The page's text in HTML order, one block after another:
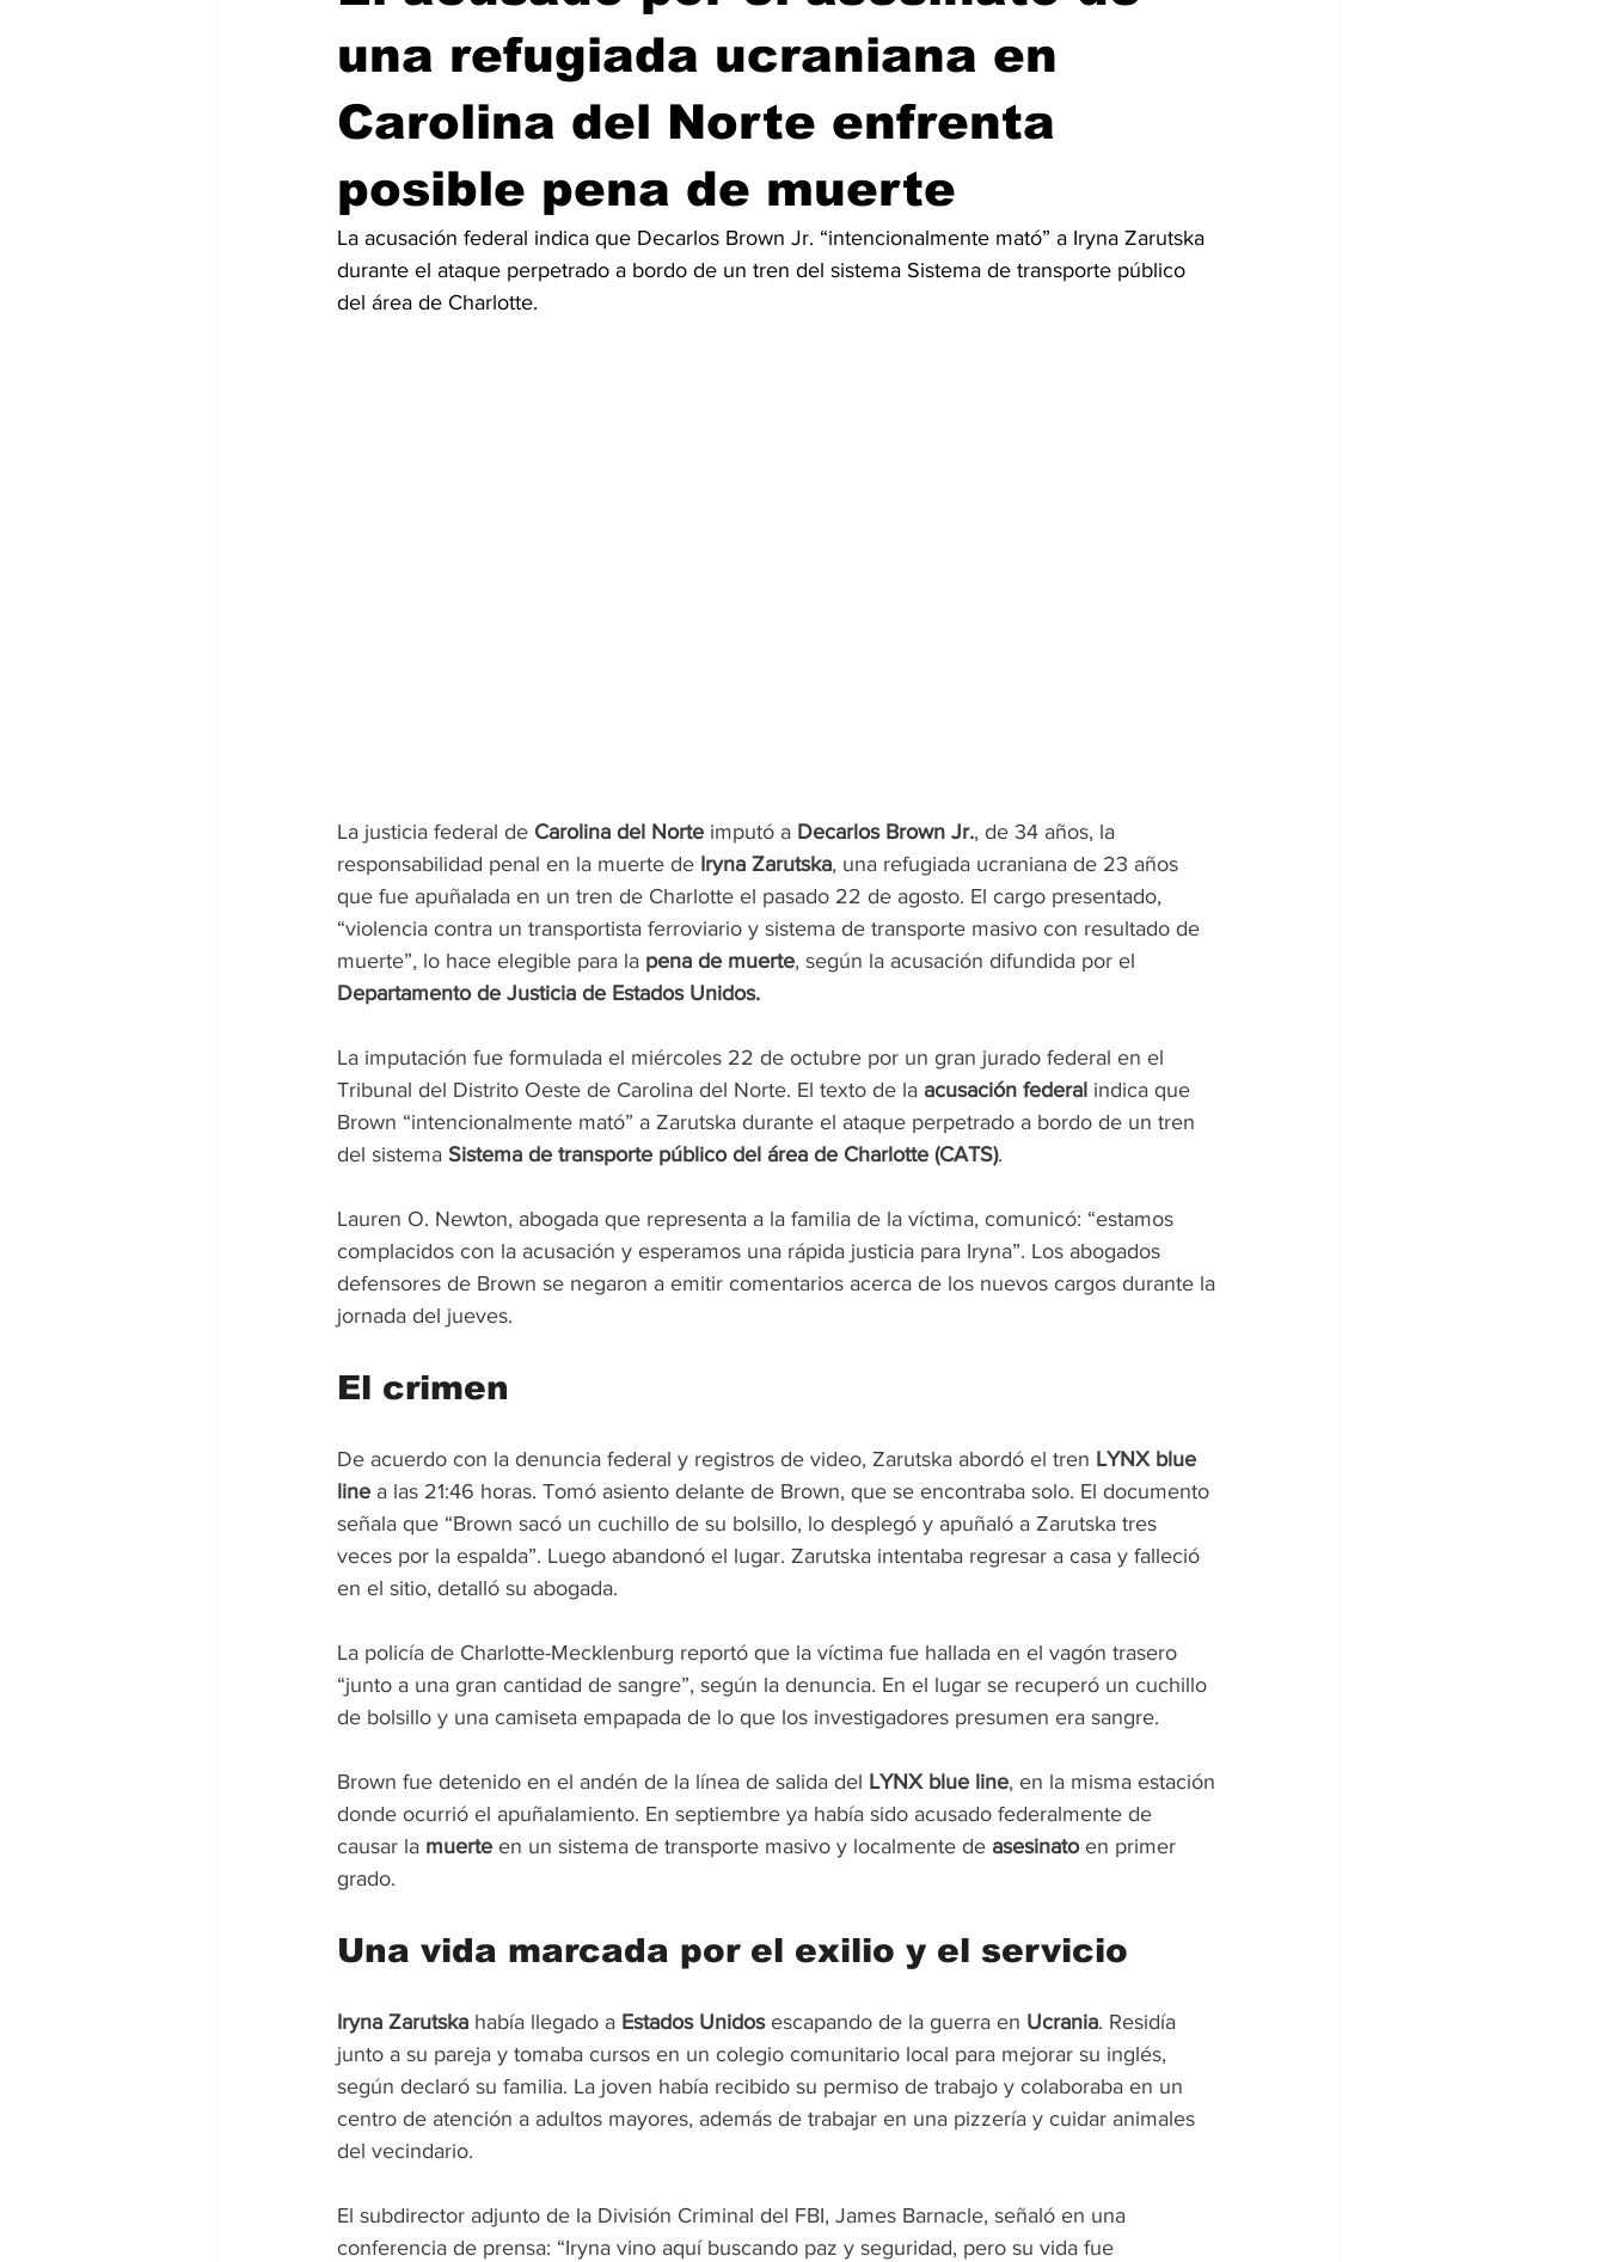
una refugiada ucraniana en
Carolina del Norte enfrenta
posible pena de muerte
La acusación federal indica que Decarlos Brown Jr. “intencionalmente mató” a Iryna Zarutska
durante el ataque perpetrado a bordo de un tren del sistema Sistema de transporte público
del área de Charlotte.
La justicia federal de Carolina del Norte imputó a Decarlos Brown Jr., de 34 años, la
responsabilidad penal en la muerte de Iryna Zarutska, una refugiada ucraniana de 23 años
que fue apuñalada en un tren de Charlotte el pasado 22 de agosto. El cargo presentado,
“violencia contra un transportista ferroviario y sistema de transporte masivo con resultado de
muerte”, lo hace elegible para la pena de muerte, según la acusación difundida por el
Departamento de Justicia de Estados Unidos.
La imputación fue formulada el miércoles 22 de octubre por un gran jurado federal en el
Tribunal del Distrito Oeste de Carolina del Norte. El texto de la acusación federal indica que
Brown “intencionalmente mató” a Zarutska durante el ataque perpetrado a bordo de un tren
del sistema Sistema de transporte público del área de Charlotte (CATS).
Lauren O. Newton, abogada que representa a la familia de la víctima, comunicó: “estamos
complacidos con la acusación y esperamos una rápida justicia para Iryna”. Los abogados
defensores de Brown se negaron a emitir comentarios acerca de los nuevos cargos durante la
jornada del jueves.
El crimen
De acuerdo con la denuncia federal y registros de video, Zarutska abordó el tren LYNX blue
line a las 21:46 horas. Tomó asiento delante de Brown, que se encontraba solo. El documento
señala que “Brown sacó un cuchillo de su bolsillo, lo desplegó y apuñaló a Zarutska tres
veces por la espalda”. Luego abandonó el lugar. Zarutska intentaba regresar a casa y falleció
en el sitio, detalló su abogada.
La policía de Charlotte-Mecklenburg reportó que la víctima fue hallada en el vagón trasero
“junto a una gran cantidad de sangre”, según la denuncia. En el lugar se recuperó un cuchillo
de bolsillo y una camiseta empapada de lo que los investigadores presumen era sangre.
Brown fue detenido en el andén de la línea de salida del LYNX blue line, en la misma estación
donde ocurrió el apuñalamiento. En septiembre ya había sido acusado federalmente de
causar la muerte en un sistema de transporte masivo y localmente de asesinato en primer
grado.
Una vida marcada por el exilio y el servicio
Iryna Zarutska había llegado a Estados Unidos escapando de la guerra en Ucrania. Residía
junto a su pareja y tomaba cursos en un colegio comunitario local para mejorar su inglés,
según declaró su familia. La joven había recibido su permiso de trabajo y colaboraba en un
centro de atención a adultos mayores, además de trabajar en una pizzería y cuidar animales
del vecindario.
El subdirector adjunto de la División Criminal del FBI, James Barnacle, señaló en una
conferencia de prensa: “Iryna vino aquí buscando paz y seguridad, pero su vida fue